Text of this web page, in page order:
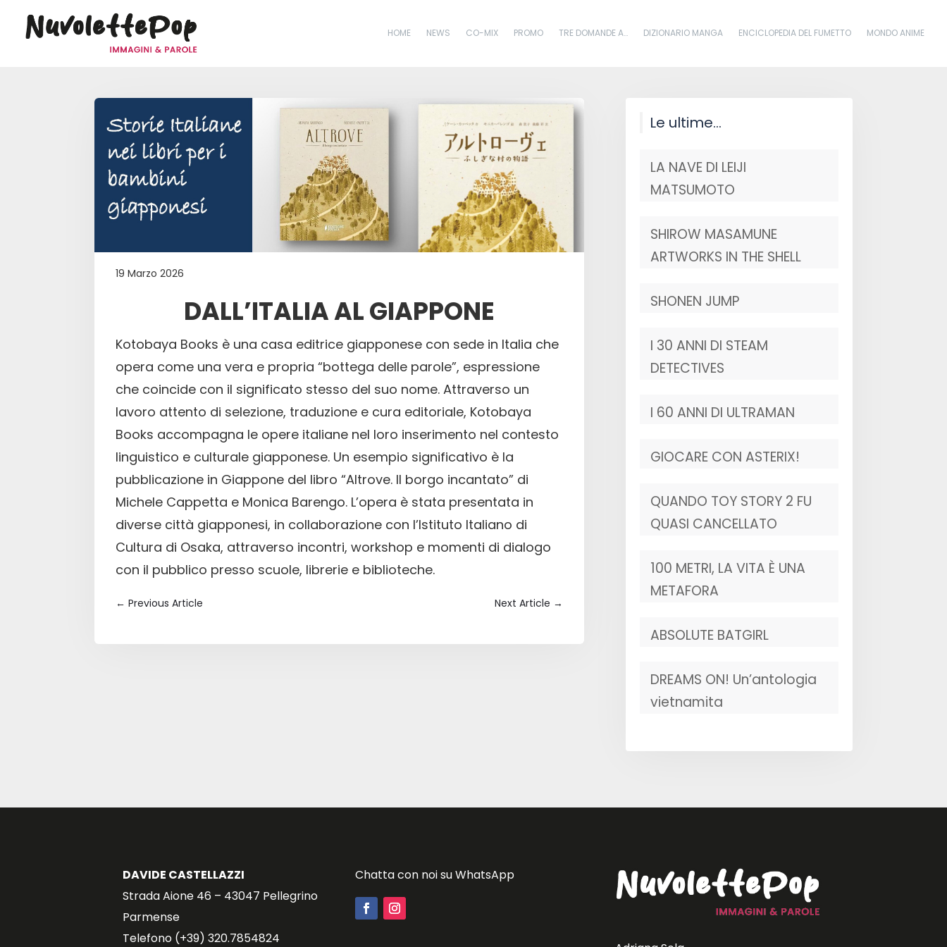
HOME NEWS CO-MIX PROMO TRE DOMANDE A… DIZIONARIO MANGA ENCICLOPEDIA DEL FUMETTO MONDO ANIME
19 Marzo 2026
DALL’ITALIA AL GIAPPONE
Kotobaya Books è una casa editrice giapponese con sede in Italia che
opera come una vera e propria “bottega delle parole”, espressione
che coincide con il significato stesso del suo nome. Attraverso un
lavoro attento di selezione, traduzione e cura editoriale, Kotobaya
Books accompagna le opere italiane nel loro inserimento nel contesto
linguistico e culturale giapponese. Un esempio significativo è la
pubblicazione in Giappone del libro “Altrove. Il borgo incantato” di
Michele Cappetta e Monica Barengo. L’opera è stata presentata in
diverse città giapponesi, in collaborazione con l’Istituto Italiano di
Cultura di Osaka, attraverso incontri, workshop e momenti di dialogo
con il pubblico presso scuole, librerie e biblioteche.
←Previous Article Next Article →
Le ultime…
LA NAVE DI LEIJI
MATSUMOTO
SHIROW MASAMUNE
ARTWORKS IN THE SHELL
SHONEN JUMP
I 30 ANNI DI STEAM
DETECTIVES
I 60 ANNI DI ULTRAMAN
GIOCARE CON ASTERIX!
QUANDO TOY STORY 2 FU
QUASI CANCELLATO
100 METRI, LA VITA È UNA
METAFORA
ABSOLUTE BATGIRL
DREAMS ON! Un’antologia
vietnamita
DAVIDE CASTELLAZZI
Strada Aione 46 – 43047 Pellegrino
Parmense
Telefono (+39) 320.7854824
Chatta con noi su WhatsApp